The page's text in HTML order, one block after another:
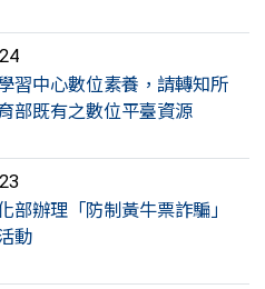
習中心數位素養，請轉知所
部既有之數位平臺資源
部辦理「防制黃牛票詐騙」
動